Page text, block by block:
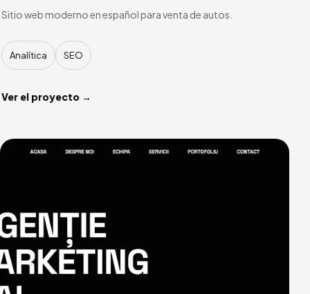
Sitio web moderno en español para venta de autos.
Analítica SEO
Ver el proyecto →